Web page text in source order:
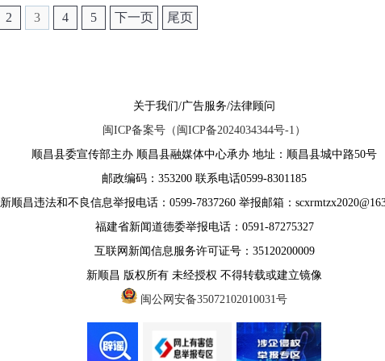
2 3 4 5 下一页 尾页
关于我们/广告服务/法律顾问
闽ICP备案号（闽ICP备2024034344号-1）
顺昌县委宣传部主办 顺昌县融媒体中心承办 地址：顺昌县城中路50号
邮政编码：353200 联系电话0599-8301185
新顺昌违法和不良信息举报电话：0599-7837260 举报邮箱：
福建省新闻道德委举报电话：0591-87275327
互联网新闻信息服务许可证号：35120200009
新顺昌 版权所有 未经授权 不得转载或建立镜像
闽公网安备35072102010031号